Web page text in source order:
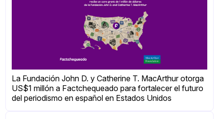
La Fundación John D. y Catherine T. MacArthur otorga
US$1 millón a Factchequeado para fortalecer el futuro
del periodismo en español en Estados Unidos